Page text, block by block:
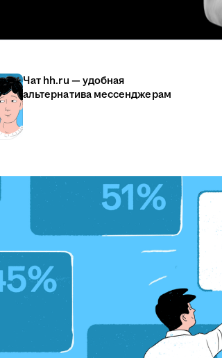
Чат hh.ru — удобная
альтернатива мессенджерам